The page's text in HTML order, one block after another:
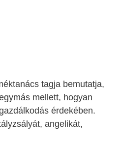
tagja bemutatja,
mellett, hogyan
érdekében.
angelikát,